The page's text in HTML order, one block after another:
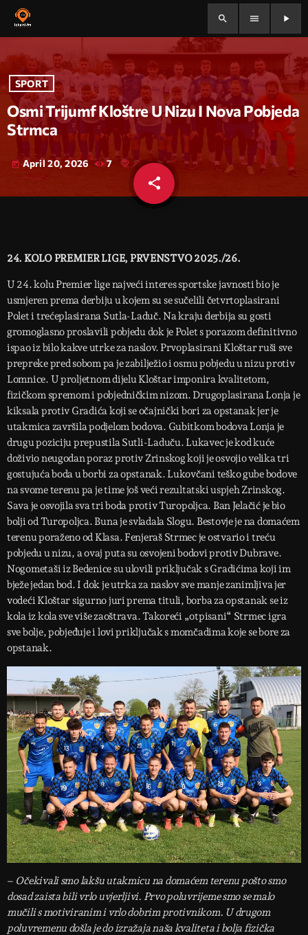
search menu play_arrow
SPORT
Osmi Trijumf Kloštre U Nizu I Nova Pobjeda
Strmca
today April 20, 2026 7
share
email
24. KOLO PREMIER LIGE, PRVENSTVO 2025./26.
U 24. kolu Premier lige najveći interes sportske javnosti bio je
usmjeren prema derbiju u kojem su se sučelili četvrtoplasirani
Polet i trećeplasirana Sutla-Laduč. Na kraju derbija su gosti
gromoglasno proslavili pobjedu dok je Polet s porazom definitivno
ispao iz bilo kakve utrke za naslov. Prvoplasirani Kloštar ruši sve
prepreke pred sobom pa je zabilježio i osmu pobjedu u nizu protiv
Lomnice. U proljetnom dijelu Kloštar imponira kvalitetom,
fizičkom spremom i pobjedničkim nizom. Drugoplasirana Lonja je
kiksala protiv Gradića koji se očajnički bori za opstanak jer je
utakmica završila podjelom bodova. Gubitkom bodova Lonja je
drugu poziciju prepustila Sutli-Laduču. Lukavec je kod kuće
doživio neugodan poraz protiv Zrinskog koji je osvojio velika tri
gostujuća boda u borbi za opstanak. Lukovčani teško gube bodove
na svome terenu pa je time još veći rezultatski uspjeh Zrinskog.
Sava je osvojila sva tri boda protiv Turopoljca. Ban Jelačić je bio
bolji od Turopoljca. Buna je svladala Slogu. Bestovje je na domaćem
terenu poraženo od Klasa. Fenjeraš Strmec je ostvario i treću
pobjedu u nizu, a ovaj puta su osvojeni bodovi protiv Dubrave.
Nogometaši iz Bedenice su ulovili priključak s Gradićima koji im
bježe jedan bod. I dok je utrka za naslov sve manje zanimljiva jer
vodeći Kloštar sigurno juri prema tituli, borba za opstanak se iz
kola iz kola sve više zaoštrava. Takoreći „otpisani“ Strmec igra
sve bolje, pobjeđuje i lovi priključak s momčadima koje se bore za
opstanak.
– Očekivali smo lakšu utakmicu na domaćem terenu pošto smo
dosad zaista bili vrlo uvjerljivi. Prvo poluvrijeme smo se malo
mučili s motiviranim i vrlo dobrim protivnikom. U drugom
poluvremenu došla je do izražaja naša kvaliteta i bolja fizička